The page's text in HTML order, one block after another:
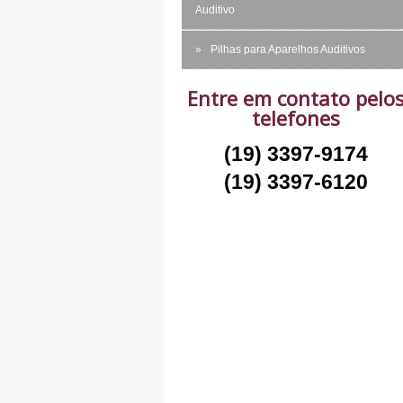
Auditivo
Pilhas para Aparelhos Auditivos
Entre em contato
telefones
(19) 3397-9174
(19) 3397-6120